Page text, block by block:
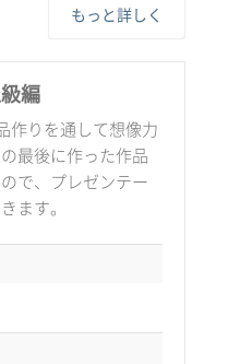
もっと詳しく
編
作りを通して想像力
最後に作った作品
で、プレゼンテー
ます。